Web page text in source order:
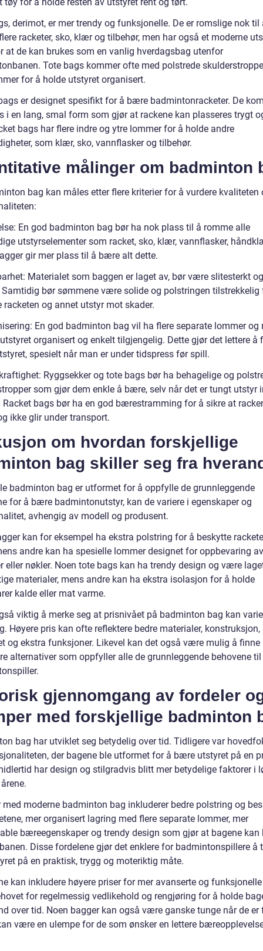
derimot, er mer trendy og funksjonelle. De er romslige nok til
racketer, sko, klær og tilbehør, men har også et moderne
at de kan brukes som en vanlig hverdagsbag utenfor
Tote bags kommer ofte med polstrede
for å holde utstyret organisert.
er designet spesifikt for å bære badmintonracketer. De
i en lang, smal form som gjør at rackene kan plasseres trygt
bags har flere indre og ytre lommer for å holde andre
som klær, sko, vannflasker og tilbehør.
målinger om badminton
bag kan måles etter flere kriterier for å vurdere kvaliteten
En god badminton bag bør ha nok plass til å romme alle
utstyrselementer som racket, sko, klær, vannflasker,
gir mer plass til å bære alt dette.
Materialet som baggen er laget av, bør være slitesterkt
bør sømmene være solide og polstringen tilstrekkelig
racketen og annet utstyr mot skader.
En god badminton bag vil ha flere separate lommer og
organisert og enkelt tilgjengelig. Dette gjør det lettere å
spesielt når man er under tidspress før spill.
Ryggsekker og tote bags bør ha behagelige og
som gjør dem enkle å bære, selv når det er tungt utstyr
Racket bags bør ha en god bærestramming for å sikre at
ikke glir under transport.
om hvordan forskjellige
bag skiller seg fra
badminton bag er utformet for å oppfylle de grunnleggende
for å bære badmintonutstyr, kan de variere i egenskaper og
avhengig av modell og produsent.
kan for eksempel ha ekstra polstring for å beskytte
andre kan ha spesielle lommer designet for oppbevaring av
eller nøkler. Noen tote bags kan ha trendy design og være
materialer, mens andre kan ha ekstra isolasjon for å holde
kalde eller mat varme.
viktig å merke seg at prisnivået på badminton bag kan
Høyere pris kan ofte reflektere bedre materialer, konstruksjon,
og ekstra funksjoner. Likevel kan det også være mulig å finne
alternativer som oppfyller alle de grunnleggende behovene til
gjennomgang av fordeler
med forskjellige badminton
bag har utviklet seg betydelig over tid. Tidligere var
der bagene ble utformet for å bære utstyret på en
har design og stilgradvis blitt mer betydelige faktorer i
med moderne badminton bag inkluderer bedre polstring og
mer organisert lagring med flere separate lommer, mer
bæreegenskaper og trendy design som gjør at bagene kan
Disse fordelene gjør det enklere for badmintonspillere å
på en praktisk, trygg og moteriktig måte.
kan inkludere høyere priser for mer avanserte og funksjonelle
for regelmessig vedlikehold og rengjøring for å holde
over tid. Noen bagger kan også være ganske tunge når de er
være en ulempe for de som ønsker en lettere